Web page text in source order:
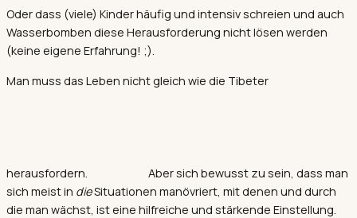
Oder dass (viele) Kinder häufig und intensiv schreien und auch
Wasserbomben diese Herausforderung nicht lösen werden
(keine eigene Erfahrung! ;).
Man muss das Leben nicht gleich wie die Tibeter
herausfordern.
Aber sich bewusst zu sein, dass man
sich meist in dieSituationen manövriert, mit denen und durch
die man wächst, ist eine hilfreiche und stärkende Einstellung.